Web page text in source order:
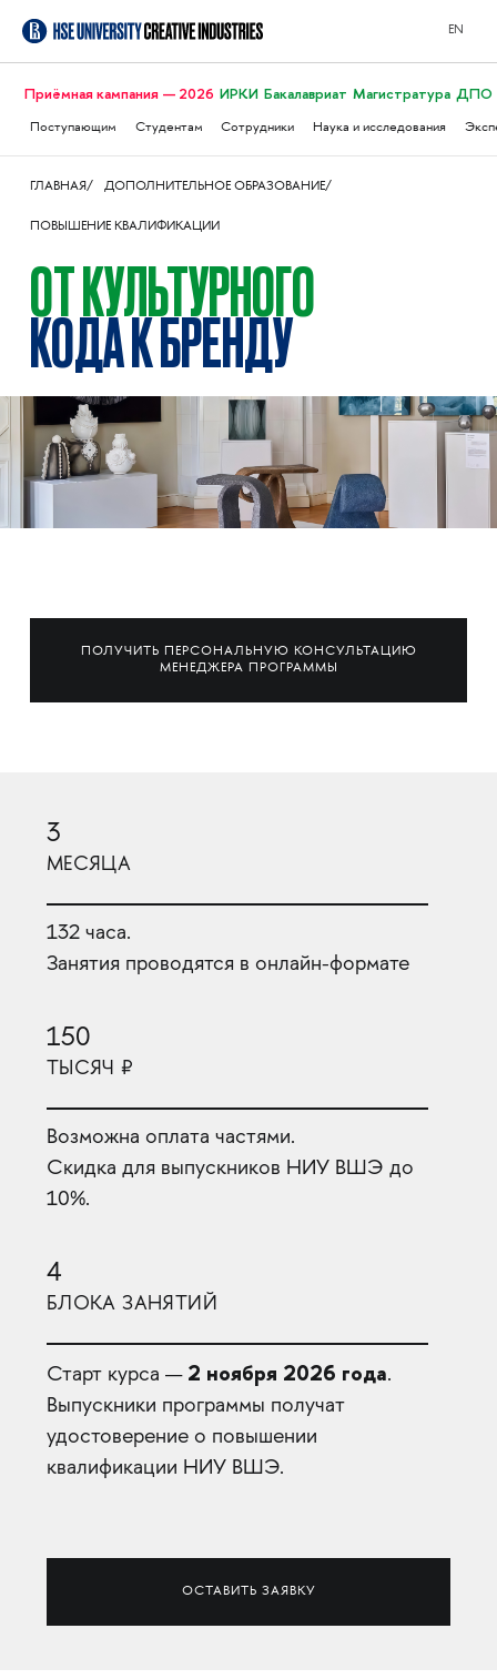
EN
Приёмная кампания — 2026 ИРКИ Бакалавриат Магистратура ДПО
Поступающим Студентам Сотрудники Наука и исследования
ГЛАВНАЯ ДОПОЛНИТЕЛЬНОЕ ОБРАЗОВАНИЕ
ПОВЫШЕНИЕ КВАЛИФИКАЦИИ
ОТ КУЛЬТУРНОГО
КОДА К БРЕНДУ
ПОЛУЧИТЬ ПЕРСОНАЛЬНУЮ КОНСУЛЬТАЦИЮ
МЕНЕДЖЕРА ПРОГРАММЫ
3
МЕСЯЦА
132 часа.
Занятия проводятся в онлайн-формате
150
ТЫСЯЧ ₽
Возможна оплата частями.
Скидка для выпускников НИУ ВШЭ до
10%.
4
БЛОКА ЗАНЯТИЙ
Старт курса — 2 ноября 2026 года.
Выпускники программы получат
удостоверение о повышении
квалификации НИУ ВШЭ.
ОСТАВИТЬ ЗАЯВКУ